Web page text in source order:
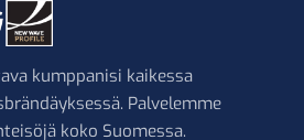
kumppanisi kaikessa
Palvelemme
koko Suomessa.